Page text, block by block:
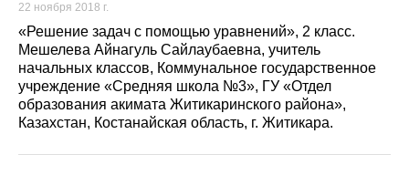
22 ноября 2018 г.
«Решение задач с помощью уравнений», 2 класс.
Мешелева Айнагуль Сайлаубаевна, учитель
начальных классов, Коммунальное государственное
учреждение «Средняя школа №3», ГУ «Отдел
образования акимата Житикаринского района»,
Казахстан, Костанайская область, г. Житикара.